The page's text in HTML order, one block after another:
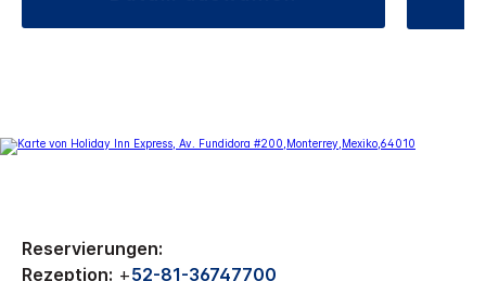
Reservierungen:
Rezeption: +52-81-36747700